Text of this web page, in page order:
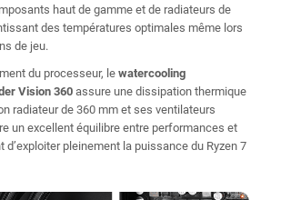
haut de gamme et de radiateurs de
des températures optimales même lors
de jeu.
du processeur, le watercooling
Vision 360 assure une dissipation thermique
radiateur de 360 mm et ses ventilateurs
un excellent équilibre entre performances et
d’exploiter pleinement la puissance du Ryzen 7